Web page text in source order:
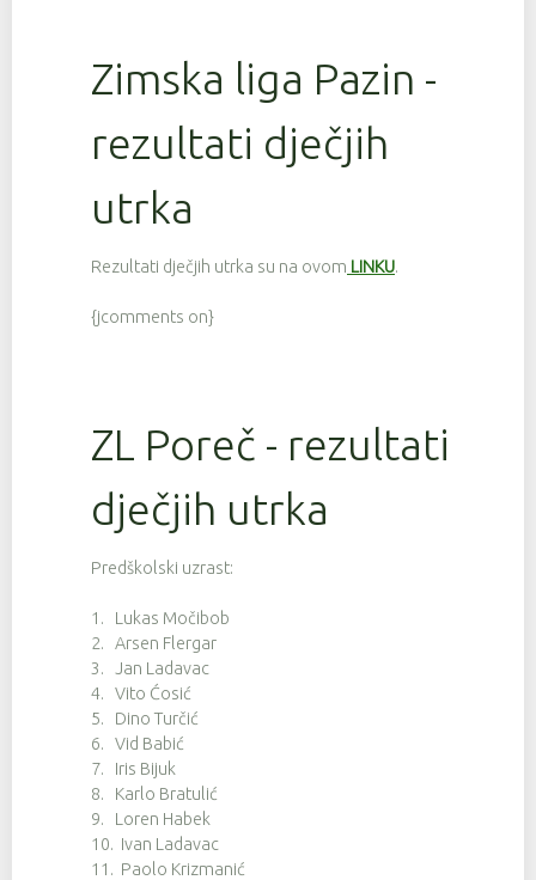
Zimska liga Pazin -
rezultati dječjih
utrka
Rezultati dječjih utrka su na ovom LINKU.
{jcomments on}
ZL Poreč - rezultati
dječjih utrka
Predškolski uzrast:
1. Lukas Močibob
2. Arsen Flergar
3. Jan Ladavac
4. Vito Ćosić
5. Dino Turčić
6. Vid Babić
7. Iris Bijuk
8. Karlo Bratulić
9. Loren Habek
10. Ivan Ladavac
11. Paolo Krizmanić